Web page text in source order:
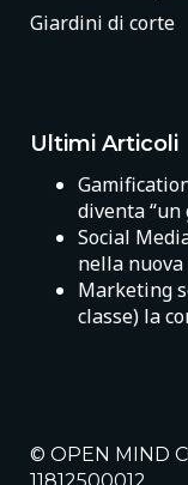
Giardini di corte
Ultimi Articoli
diventa “un
Social
nella
Marketing
classe) la
© OPEN MIND